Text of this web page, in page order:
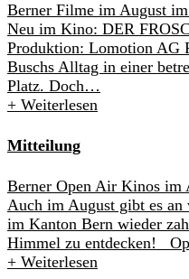
Berner Filme im August
Neu im Kino: DER
Produktion: Lomotion AG
Buschs Alltag in einer
Platz. Doch…
+ Weiterlesen
Mitteilung
Berner Open Air Kinos im
Auch im August gibt es an
im Kanton Bern wieder
Himmel zu entdecken!
+ Weiterlesen